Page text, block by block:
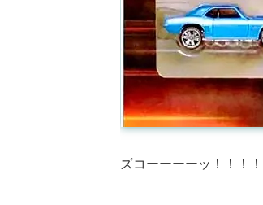
ズコーーーーッ！！！！